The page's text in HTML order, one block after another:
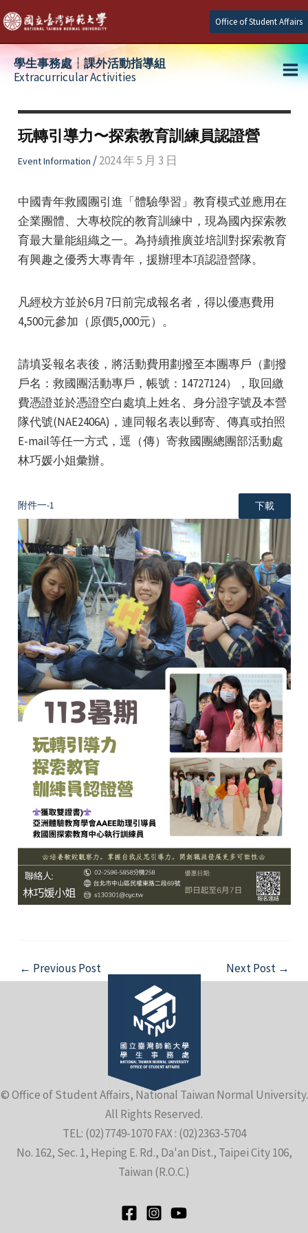
Skip
to
content
Office of Student Affairs
學生事務處┆課外活動指導組
Extracurricular Activities
玩轉引導力〜探索教育訓練員認證營
Event Information /2024 年 5 月 3 日
中國青年救國團引進「體驗學習」教育模式並應用在
企業團體、大專校院的教育訓練中，現為國內探索教
育最大量能組織之一。為持續推廣並培訓對探索教育
有興趣之優秀大專青年，援辦理本項認證營隊。
凡經校方並於6月7日前完成報名者，得以優惠費用
4,500元參加（原價5,000元）。
請填妥報名表後，將活動費用劃撥至本團專戶（劃撥
戶名：救國團活動專戶，帳號：14727124），取回繳
費憑證並於憑證空白處填上姓名、身分證字號及本營
隊代號(NAE2406A)，連同報名表以郵寄、傳真或拍照
E-mail等任一方式，逕（傳）寄救國團總團部活動處
林巧媛小姐彙辦。
附件一-1 下載
Post
navigation
← Previous Post Next Post →
© Office of Student Affairs, National Taiwan Normal University.
All Rights Reserved.
TEL: (02)7749-1070 FAX : (02)2363-5704
No. 162, Sec. 1, Heping E. Rd., Da'an Dist., Taipei City 106,
Taiwan (R.O.C.)